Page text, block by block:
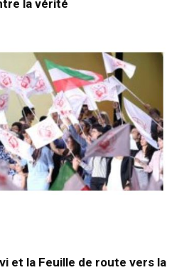
la vérité
et la Feuille de route vers la